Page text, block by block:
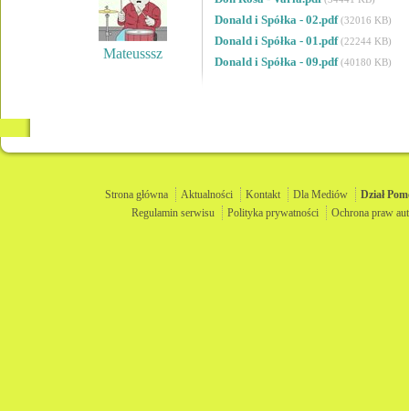
Mateusssz
Donald i Spółka - 02.pdf(32016 KB)
Donald i Spółka - 01.pdf(22244 KB)
Donald i Spółka - 09.pdf(40180 KB)
Strona główna Aktualności Kontakt Dla Mediów Dział
Regulamin serwisu
Polityka prywatności Ochrona praw